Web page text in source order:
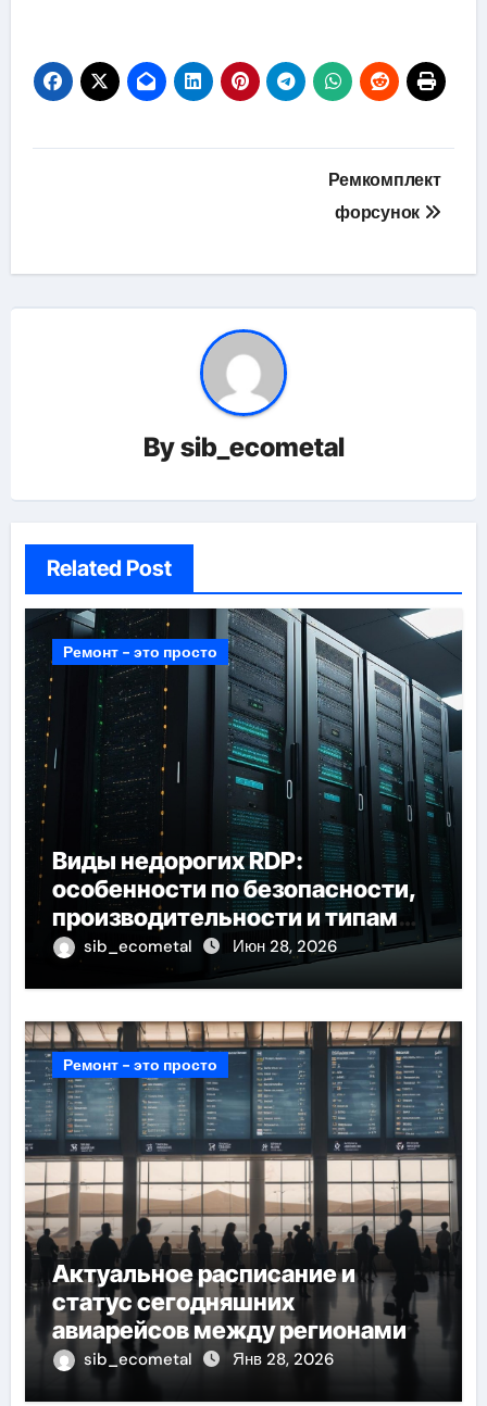
Ремкомплект
форсунок
Bysib_ecometal
Related Post
Ремонт - это просто
Виды недорогих RDP:
особенности по безопасности,
производительности и типам
доступа
sib_ecometal Июн 28, 2026
Ремонт - это просто
Актуальное расписание и
статус сегодняшних
авиарейсов между регионами
sib_ecometal Янв 28, 2026